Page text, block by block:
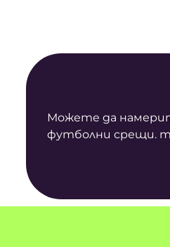
Можете да
футболни срещи.